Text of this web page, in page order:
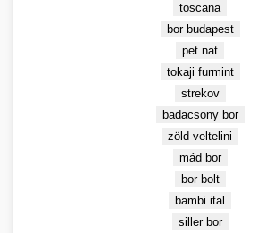
SEO és linképítés oktatás
The Home of SEO oldal
látogatása
RothCreative - AI
Linképítés
Keresőmarketing
ügynökség és webfejlesztés
💎 Stabil Közepes
toscana
bor budapest
pet nat
tokaji furmint
strekov
badacsony bor
zöld veltelini
mád bor
bor bolt
bambi ital
siller bor